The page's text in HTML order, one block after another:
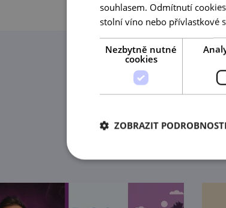
souhlasem. Odmítnutí
stolní víno nebo přívlastkové
Nezbytně nutné
cookies
ZOBRAZIT PODROBNOSTI